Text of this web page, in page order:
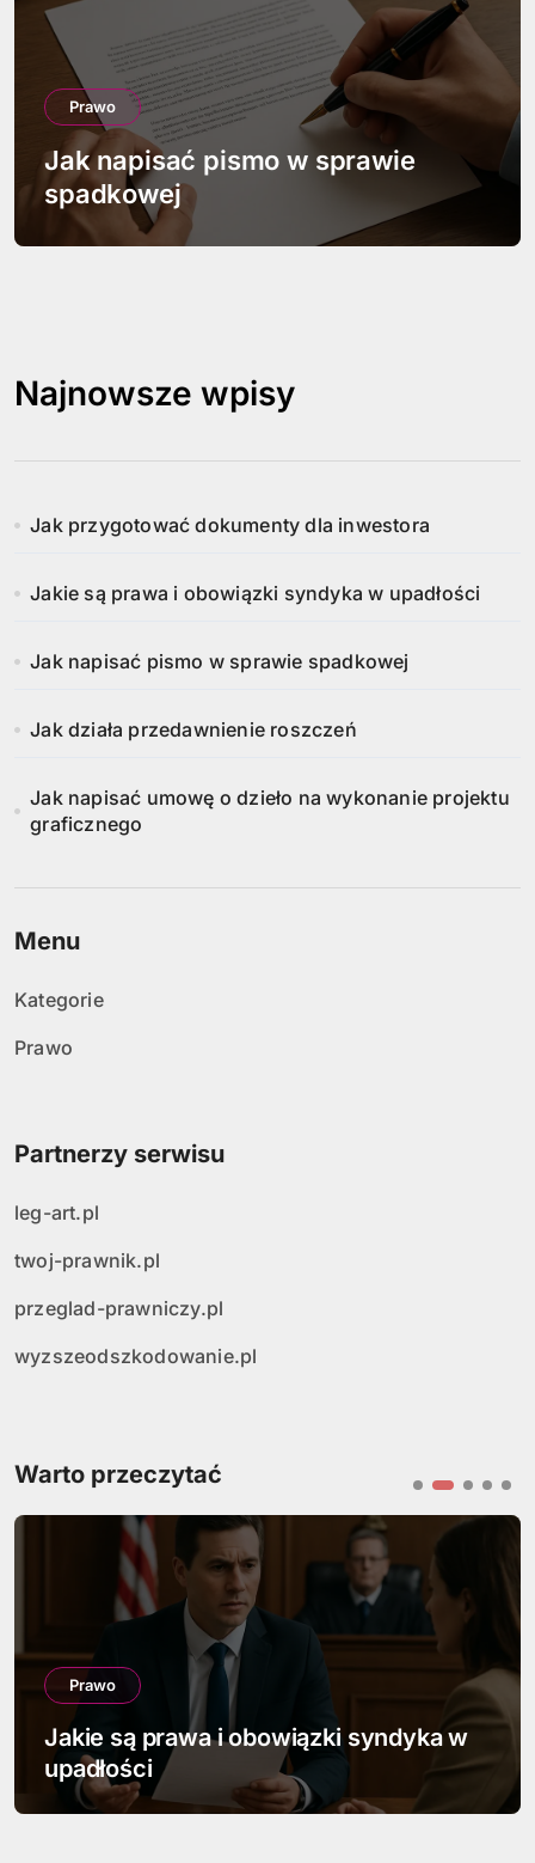
Prawo
Jak napisać pismo w sprawie
spadkowej
Najnowsze wpisy
Jak przygotować dokumenty dla inwestora
Jakie są prawa i obowiązki syndyka w upadłości
Jak napisać pismo w sprawie spadkowej
Jak działa przedawnienie roszczeń
Jak napisać umowę o dzieło na wykonanie projektu
graficznego
Menu
Kategorie
Prawo
Partnerzy serwisu
leg-art.pl
twoj-prawnik.pl
przeglad-prawniczy.pl
wyzszeodszkodowanie.pl
Warto przeczytać
Prawo
Jak napisać pismo w sprawie
spadkowej